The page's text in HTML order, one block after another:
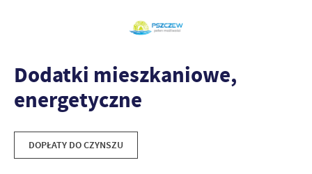
Dodatki mieszkaniowe,
energetyczne
DOPŁATY DO CZYNSZU